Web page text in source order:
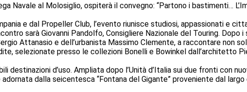
Navale al Molosiglio, ospiterà il convegno: “Partono i bastimenti…
e dal Propeller Club, l’evento riunisce studiosi, appassionati e
sarà Giovanni Pandolfo, Consigliere Nazionale del Touring. Dopo
Attanasio e dell’urbanista Massimo Clemente, a raccontare non
selezionate presso le collezioni Bonelli e Bowinkel dall’architetto
destinazioni d’uso. Ampliata dopo l’Unità d’Italia sui due fronti con
dalla seicentesca “Fontana del Gigante” proveniente dal